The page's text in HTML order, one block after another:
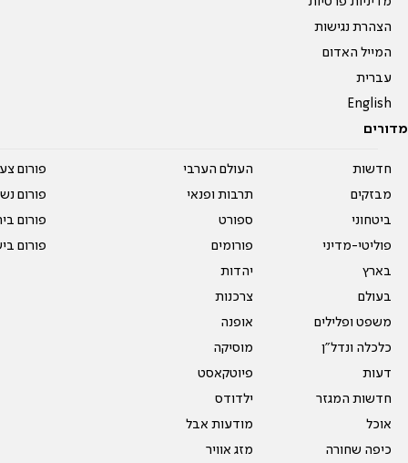
הצהרת נגישות
המייל האדום
עברית
English
מדורים
חדשות
מבזקים
ביטחוני
פוליטי-מדיני
בארץ
בעולם
משפט ופלילים
כלכלה ונדל"ן
דעות
חדשות המגזר
אוכל
כיפה שחורה
העולם הערבי
תרבות ופנאי
ספורט
פורומים
יהדות
צרכנות
אופנה
מוסיקה
פיוטקאסט
ילדודס
מודעות אבל
מזג אוויר
פורום
פורום
פורום
פורום